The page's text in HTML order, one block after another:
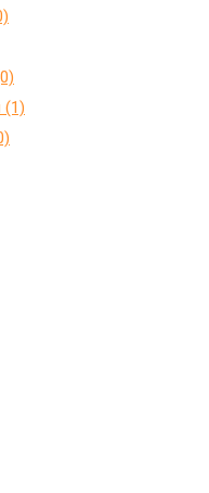
(1)